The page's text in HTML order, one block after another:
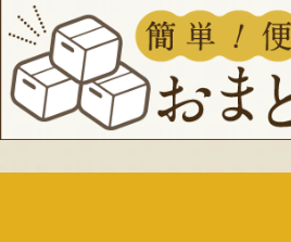
いたときのおやつ
名度が高まっており
文が入ります。新
る商品です。